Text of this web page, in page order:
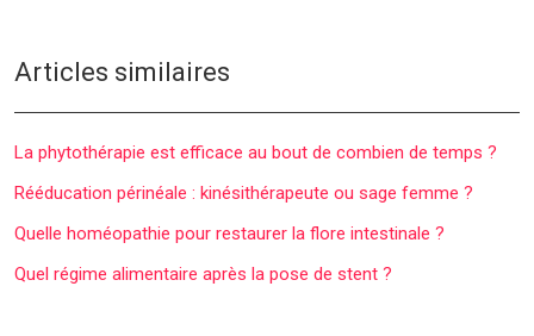
Articles similaires
La phytothérapie est efficace au bout de combien de temps ?
Rééducation périnéale : kinésithérapeute ou sage femme ?
Quelle homéopathie pour restaurer la flore intestinale ?
Quel régime alimentaire après la pose de stent ?